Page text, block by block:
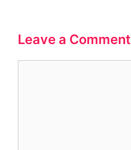
Leave a Comment